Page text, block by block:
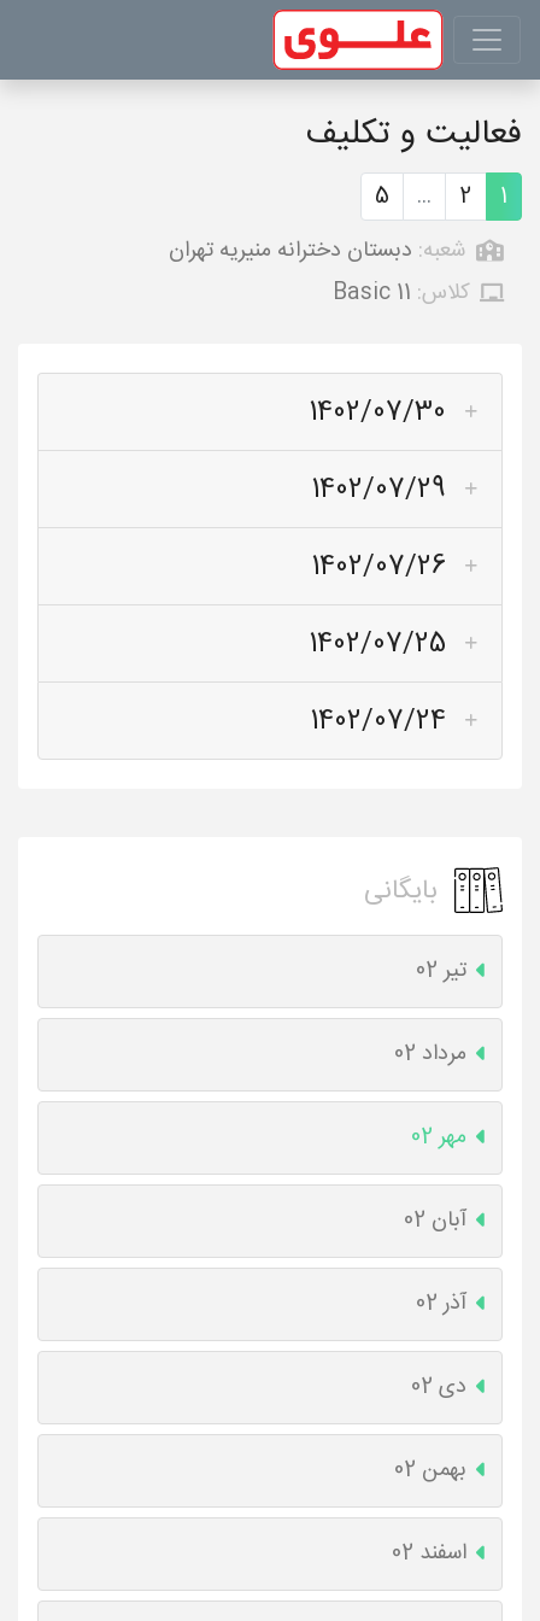
فعالیت و تکلیف
1
2
...
5
شعبه: دبستان دخترانه منیریه تهران
کلاس: Basic 11
1402/07/30
1402/07/29
1402/07/26
1402/07/25
1402/07/24
بایگانی
تیر 02
مرداد 02
مهر 02
آبان 02
آذر 02
دی 02
بهمن 02
اسفند 02